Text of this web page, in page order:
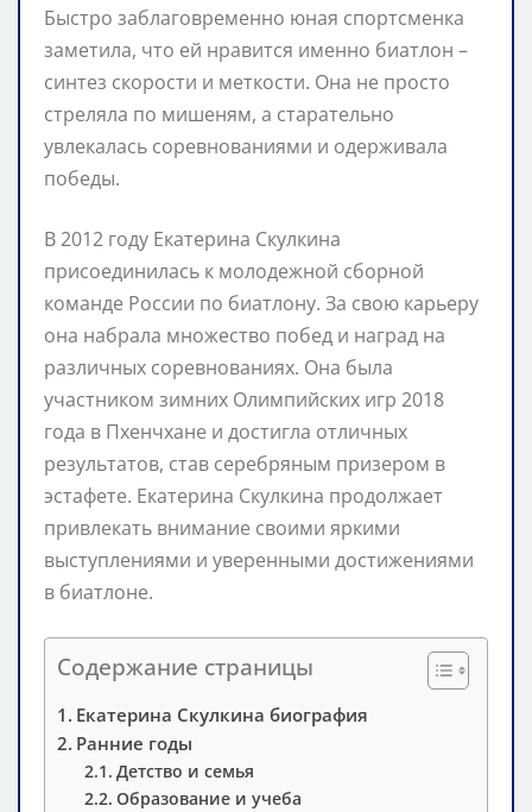
Быстро заблаговременно юная спортсменка
заметила, что ей нравится именно биатлон –
синтез скорости и меткости. Она не просто
стреляла по мишеням, а старательно
увлекалась соревнованиями и одерживала
победы.
В 2012 году Екатерина Скулкина
присоединилась к молодежной сборной
команде России по биатлону. За свою карьеру
она набрала множество побед и наград на
различных соревнованиях. Она была
участником зимних Олимпийских игр 2018
года в Пхенчхане и достигла отличных
результатов, став серебряным призером в
эстафете. Екатерина Скулкина продолжает
привлекать внимание своими яркими
выступлениями и уверенными достижениями
в биатлоне.
Содержание страницы
Екатерина Скулкина биография
Ранние годы
Детство и семья
Образование и учеба